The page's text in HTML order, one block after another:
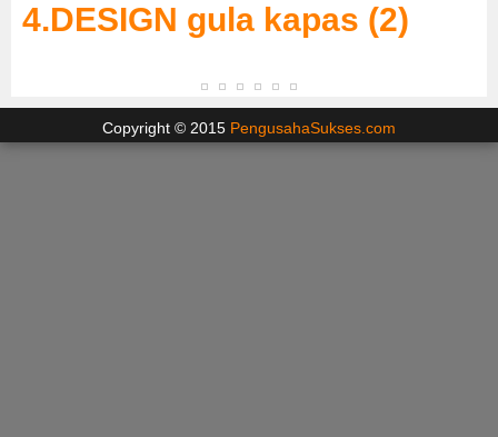
4.DESIGN gula kapas (2)
Copyright © 2015 PengusahaSukses.com